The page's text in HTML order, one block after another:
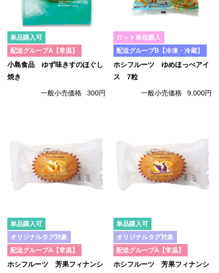
単品購入可
配送グループA【常温】
小島食品 ゆず味きすのほぐし
焼き
一般小売価格 300円
ロット単位購入
配送グループB【冷凍・冷蔵】
ホシフルーツ ゆめほっぺアイ
ス 7粒
一般小売価格 9,000円
単品購入可
オリジナルタグ対象
配送グループA【常温】
ホシフルーツ 芳果フィナンシ
単品購入可
オリジナルタグ対象
配送グループA【常温】
ホシフルーツ 芳果フィナンシ